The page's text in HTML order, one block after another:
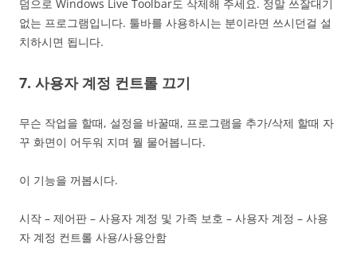
덤으로 Windows Live Toolbar도 삭제해 주세요. 정말 쓰잘대기
없는 프로그램입니다. 툴바를 사용하시는 분이라면 쓰시던걸 설
치하시면 됩니다.
7. 사용자 계정 컨트롤 끄기
무슨 작업을 할때, 설정을 바꿀때, 프로그램을 추가/삭제 할때 자
꾸 화면이 어두워 지며 뭘 물어봅니다.
이 기능을 꺼봅시다.
시작 – 제어판 – 사용자 계정 및 가족 보호 – 사용자 계정 – 사용
자 계정 컨트롤 사용/사용안함